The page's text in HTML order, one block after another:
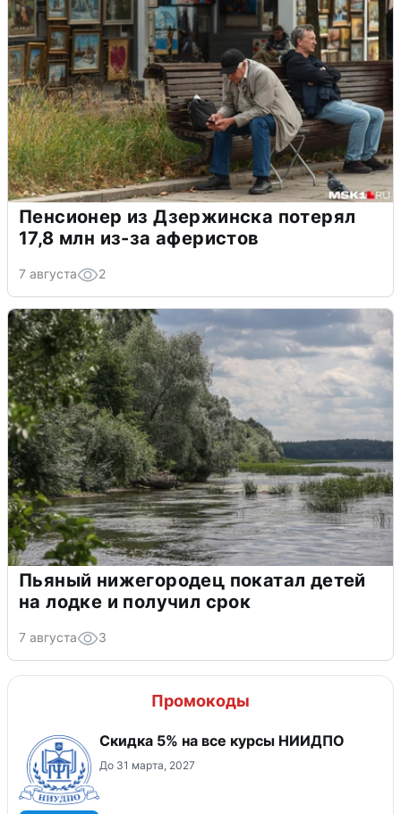
Пенсионер из Дзержинска потерял
17,8 млн из-за аферистов
7 августа 2
Пьяный нижегородец покатал детей
на лодке и получил срок
7 августа 3
Промокоды
Скидка 5% на все курсы НИИДПО
До 31 марта, 2027